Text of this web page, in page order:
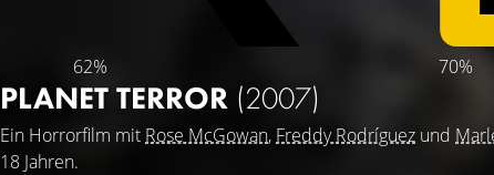
62% 70%
PLANET TERROR (2007)
Ein Horrorfilm mit Rose McGowan, Freddy Rodríguez und
18 Jahren.